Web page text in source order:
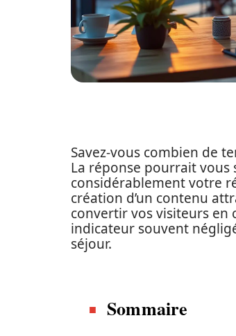
Savez-vous combien de
La réponse pourrait
considérablement votre
création d’un contenu
convertir vos visiteurs en
indicateur souvent
séjour.
Sommaire